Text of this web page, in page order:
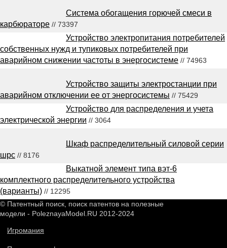
Система обогащения горючей смеси в
карбюраторе // 73397
Устройство электропитания потребителей
собственных нужд и тупиковых потребителей при
аварийном снижении частоты в энергосистеме // 74963
Устройство защиты электростанции при
аварийном отключении ее от энергосистемы // 75429
Устройство для распределения и учета
электрической энергии // 3064
Шкаф распределительный силовой серии
шрс // 8176
Выкатной элемент типа вэт-6
комплектного распределительного устройства
(варианты) // 12295
© Патентный поиск, поиск патентов на полезные
модели - PoleznayaModel.RU 2012-2024
Игромания